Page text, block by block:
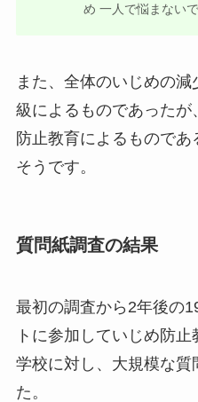
め 一人で悩まない
また、全体のいじめの
級によるものであった
防止教育によるもので
そうです。
質問紙調査の結果
最初の調査から2年後の
トに参加していじめ防
学校に対し、大規模な質
た。